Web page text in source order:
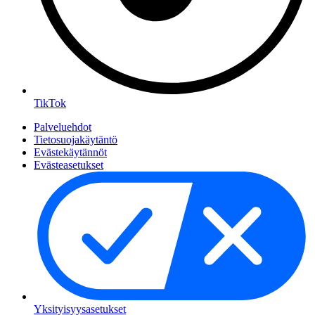
TikTok
Palveluehdot
Tietosuojakäytäntö
Evästekäytännöt
Evästeasetukset
Yksityisyysasetukset